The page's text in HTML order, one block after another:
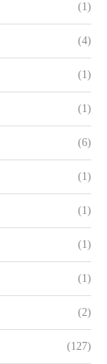
(1)
(4)
(1)
(1)
(6)
(1)
(1)
(1)
(1)
(2)
(127)